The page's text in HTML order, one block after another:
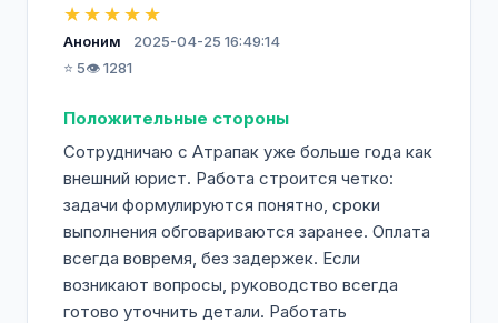
★★★★★
Аноним
2025-04-25 16:49:14
⭐ 5👁️ 1281
Положительные стороны
Сотрудничаю с Атрапак уже больше года как
внешний юрист. Работа строится четко:
задачи формулируются понятно, сроки
выполнения обговариваются заранее. Оплата
всегда вовремя, без задержек. Если
возникают вопросы, руководство всегда
готово уточнить детали. Работать